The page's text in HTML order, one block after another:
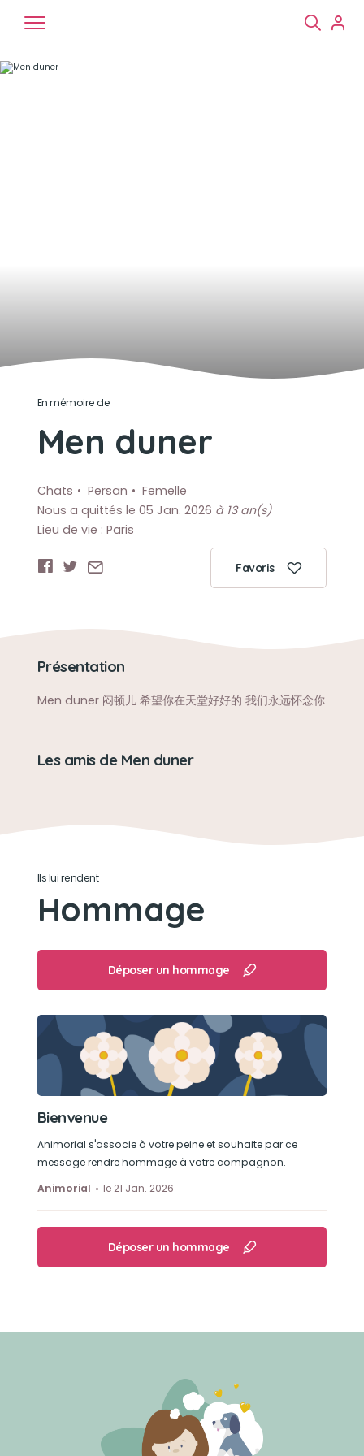
En mémoire de
Men duner
Chats Persan
Femelle
Nous a quittés le 05 Jan. 2026 à 13 an(s)
Lieu de vie : Paris
Favoris
Présentation
Men duner 闷顿儿 希望你在天堂好好的 我们永远怀念你
Les amis de Men duner
Ils lui rendent
Hommage
Déposer un hommage
Bienvenue
Animorial s'associe à votre peine et souhaite par ce
message rendre hommage à votre compagnon.
Animorial
le 21 Jan. 2026
Déposer un hommage